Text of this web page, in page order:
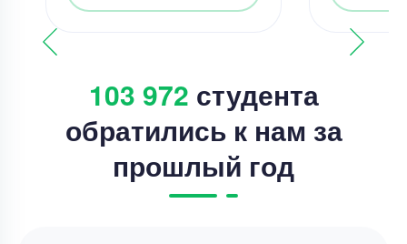
103 972 студента
обратились к нам за
прошлый год